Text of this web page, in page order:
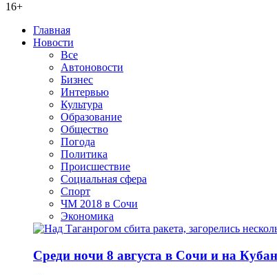
16+
Главная
Новости
Все
Автоновости
Бизнес
Интервью
Культура
Образование
Общество
Погода
Политика
Происшествие
Социальная сфера
Спорт
ЧМ 2018 в Сочи
Экономика
Среди ночи 8 августа в Сочи и на